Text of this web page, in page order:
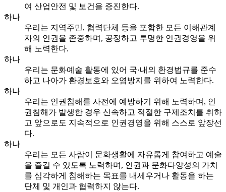
여 산업안전 및 보건을 증진한다.
하나
우리는 지역주민, 협력단체 등을 포함한 모든 이해관계
자의 인권을 존중하며, 공정하고 투명한 인권경영을 위
해 노력한다.
하나
우리는 문화예술 활동에 있어 국·내외 환경법규를 준수
하고 나아가 환경보호와 오염방지를 위하여 노력한다.
하나
우리는 인권침해를 사전에 예방하기 위해 노력하며, 인
권침해가 발생한 경우 신속하고 적절한 구제조치를 취하
고 앞으로도 지속적으로 인권경영을 위해 스스로 앞장선
다.
하나
우리는 모든 사람이 문화생활에 자유롭게 참여하고 예술
을 즐길 수 있도록 노력하며, 인권과 문화다양성의 가치
를 심각하게 침해하는 목표를 내세우거나 활동을 하는
단체 및 개인과 협력하지 않는다.